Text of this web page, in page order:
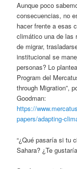
Aunque poco
consecuencias, no
hacer frente a esas
climático una de las
de migrar,
institucional se
personas? Lo
Program del
through Migration”,
Goodman:
https://
papers/adapting-
“¿Qué pasaría si tu
Sahara? ¿Te